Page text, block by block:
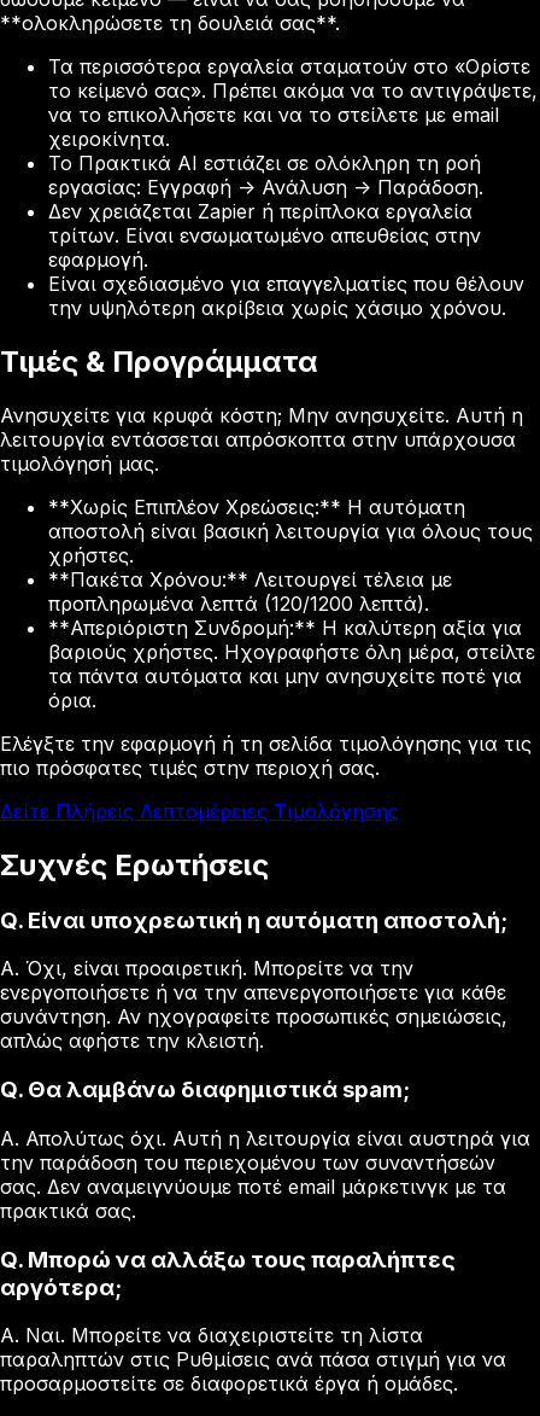
**ολοκληρώσετε τη δουλειά σας**.
Τα περισσότερα εργαλεία σταματούν στο «Ορίστε
το κείμενό σας». Πρέπει ακόμα να το αντιγράψετε,
να το επικολλήσετε και να το στείλετε με email
χειροκίνητα.
Το Πρακτικά AI εστιάζει σε ολόκληρη τη ροή
εργασίας: Εγγραφή -> Ανάλυση -> Παράδοση.
Δεν χρειάζεται Zapier ή περίπλοκα εργαλεία
τρίτων. Είναι ενσωματωμένο απευθείας στην
εφαρμογή.
Είναι σχεδιασμένο για επαγγελματίες που θέλουν
την υψηλότερη ακρίβεια χωρίς χάσιμο χρόνου.
Τιμές & Προγράμματα
Ανησυχείτε για κρυφά κόστη; Μην ανησυχείτε. Αυτή η
λειτουργία εντάσσεται απρόσκοπτα στην υπάρχουσα
τιμολόγησή μας.
**Χωρίς Επιπλέον Χρεώσεις:** Η αυτόματη
αποστολή είναι βασική λειτουργία για όλους τους
χρήστες.
**Πακέτα Χρόνου:** Λειτουργεί τέλεια με
προπληρωμένα λεπτά (120/1200 λεπτά).
**Απεριόριστη Συνδρομή:** Η καλύτερη αξία για
βαριούς χρήστες. Ηχογραφήστε όλη μέρα, στείλτε
τα πάντα αυτόματα και μην ανησυχείτε ποτέ για
όρια.
Ελέγξτε την εφαρμογή ή τη σελίδα τιμολόγησης για τις
πιο πρόσφατες τιμές στην περιοχή σας.
Δείτε Πλήρεις Λεπτομέρειες Τιμολόγησης
Συχνές Ερωτήσεις
Q. Είναι υποχρεωτική η αυτόματη αποστολή;
A. Όχι, είναι προαιρετική. Μπορείτε να την
ενεργοποιήσετε ή να την απενεργοποιήσετε για κάθε
συνάντηση. Αν ηχογραφείτε προσωπικές σημειώσεις,
απλώς αφήστε την κλειστή.
Q. Θα λαμβάνω διαφημιστικά spam;
A. Απολύτως όχι. Αυτή η λειτουργία είναι αυστηρά για
την παράδοση του περιεχομένου των συναντήσεών
σας. Δεν αναμειγνύουμε ποτέ email μάρκετινγκ με τα
πρακτικά σας.
Q. Μπορώ να αλλάξω τους παραλήπτες
αργότερα;
A. Ναι. Μπορείτε να διαχειριστείτε τη λίστα
παραληπτών στις Ρυθμίσεις ανά πάσα στιγμή για να
προσαρμοστείτε σε διαφορετικά έργα ή ομάδες.